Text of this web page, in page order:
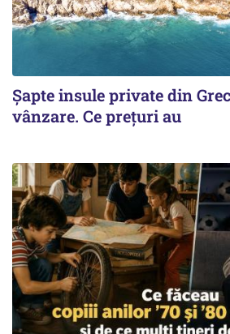
Șapte insule private din
vânzare. Ce prețuri au